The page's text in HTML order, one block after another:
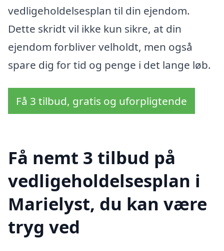
vedligeholdelsesplan til din ejendom.
Dette skridt vil ikke kun sikre, at din
ejendom forbliver velholdt, men også
spare dig for tid og penge i det lange løb.
Få 3 tilbud, gratis og uforpligtende
Få nemt 3 tilbud på
vedligeholdelsesplan i
Marielyst, du kan være
tryg ved